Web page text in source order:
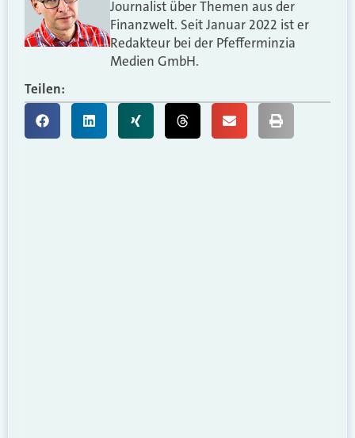
Journalist über Themen aus der
Finanzwelt. Seit Januar 2022 ist er
Redakteur bei der Pfefferminzia
Medien GmbH.
Teilen: